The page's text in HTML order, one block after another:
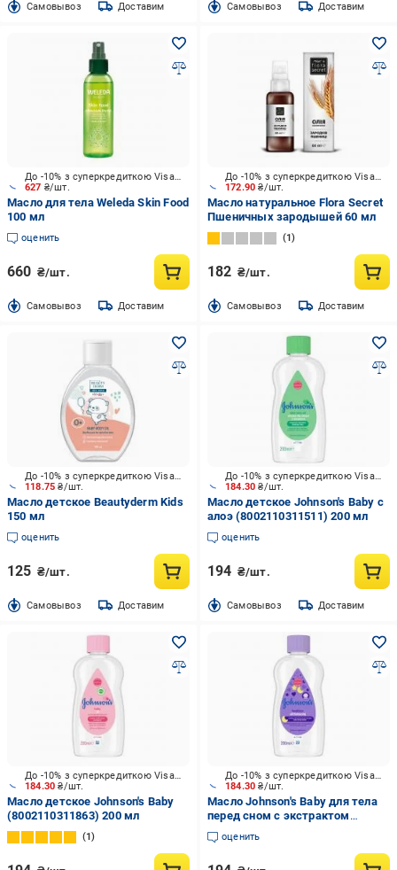
Cамовывоз Доставим Cамовывоз Доставим
627 ₴/шт.
До -10% з суперкредиткою Visa Вигода
Масло для тела Weleda Skin Food
100 мл
оценить
660 ₴/шт.
Cамовывоз Доставим
172.90₴/шт.
До -10% з суперкредиткою Visa Вигода
Масло натуральное Flora Secret
Пшеничных зародышей 60 мл
1
182 ₴/шт.
Cамовывоз Доставим
118.75₴/шт.
До -10% з суперкредиткою Visa Вигода
Масло детское Beautyderm Kids
150 мл
оценить
125 ₴/шт.
Cамовывоз Доставим
184.30₴/шт.
До -10% з суперкредиткою Visa Вигода
Масло детское Johnson's Baby с
алоэ (8002110311511) 200 мл
оценить
194 ₴/шт.
Cамовывоз Доставим
184.30₴/шт.
До -10% з суперкредиткою Visa Вигода
Масло детское Johnson's Baby
(8002110311863) 200 мл
1
184.30₴/шт.
До -10% з суперкредиткою Visa Вигода
Масло Johnson's Baby для тела
перед сном с экстрактом
лаванды 200 мл
оценить